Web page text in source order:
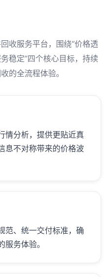
收服务平台，围绕“价格透
稳定”四个核心目标，持续
的全流程体验。
情分析，提供更贴近真
息不对称带来的价格波
范、统一交付标准，确
务体验。